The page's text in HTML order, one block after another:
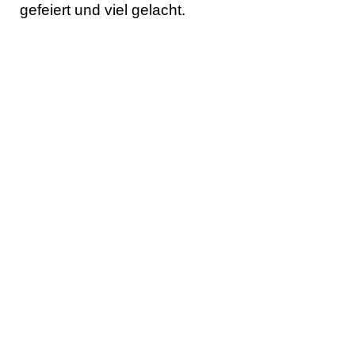
gefeiert und viel gelacht.